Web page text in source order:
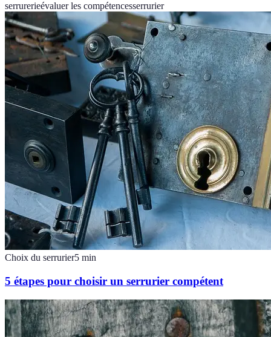
serrurerieévaluer les compétencesserrurier
Choix du serrurier5 min
5 étapes pour choisir un serrurier compétent